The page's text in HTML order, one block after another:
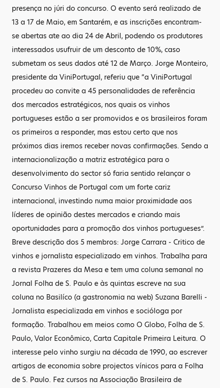
presença no júri do concurso. O evento será realizado de
13 a 17 de Maio, em Santarém, e as inscrições encontram-
se abertas ate ao dia 24 de Abril, podendo os produtores
interessados usufruir de um desconto de 10%, caso
submetam os seus dados até 12 de Março. Jorge Monteiro,
presidente da ViniPortugal, referiu que “a ViniPortugal
procedeu ao convite a 45 personalidades de referência
dos mercados estratégicos, nos quais os vinhos
portugueses estão a ser promovidos e os brasileiros foram
os primeiros a responder, mas estou certo que nos
próximos dias iremos receber novas confirmações. Sendo a
internacionalização a matriz estratégica para o
desenvolvimento do sector só faria sentido relançar o
Concurso Vinhos de Portugal com um forte cariz
internacional, investindo numa maior proximidade aos
líderes de opinião destes mercados e criando mais
oportunidades para a promoção dos vinhos portugueses”.
Breve descrição dos 5 membros: Jorge Carrara - Critico de
vinhos e jornalista especializado em vinhos. Trabalha para
a revista Prazeres da Mesa e tem uma coluna semanal no
Jornal Folha de S. Paulo e às quintas escreve na sua
coluna no Basilíco (a gastronomia na web) Suzana Barelli -
Jornalista especializada em vinhos e socióloga por
formação. Trabalhou em meios como O Globo, Folha de S.
Paulo, Valor Econômico, Carta Capitale Primeira Leitura. O
interesse pelo vinho surgiu na década de 1990, ao escrever
artigos de economia sobre projectos vínicos para a Folha
de S. Paulo. Fez cursos na Associação Brasileira de